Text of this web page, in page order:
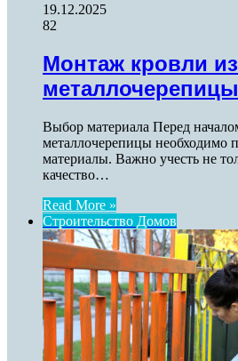
19.12.2025
82
Монтаж кровли из
металлочерепицы
Выбор материала Перед
металлочерепицы необходимо
материалы. Важно учесть не
качество…
Read More »
Строительство Домов